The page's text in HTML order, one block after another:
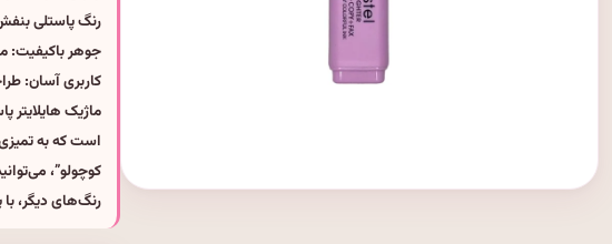
رنگ پاستلی
جوهر باکیفیت:
کاربری آسان:
است که به
کوچولو”،
رنگ‌های دیگر،